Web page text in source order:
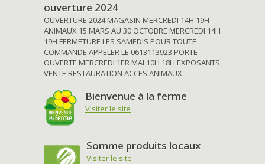
ouverture 2024
OUVERTURE 2024 MAGASIN MERCREDI 14H 19H
ANIMAUX 15 MARS AU 30 OCTOBRE MERCREDI 14H
19H FERMETURE LES SAMEDIS POUR TOUTE
COMMANDE APPELER LE 0613113923 PORTE
OUVERTE MERCREDI 1ER MAI 10H 18H EXPOSANTS
VENTE RESTAURATION ACCES ANIMAUX
Bienvenue à la ferme
Visiter le site
Somme produits locaux
Visiter le site